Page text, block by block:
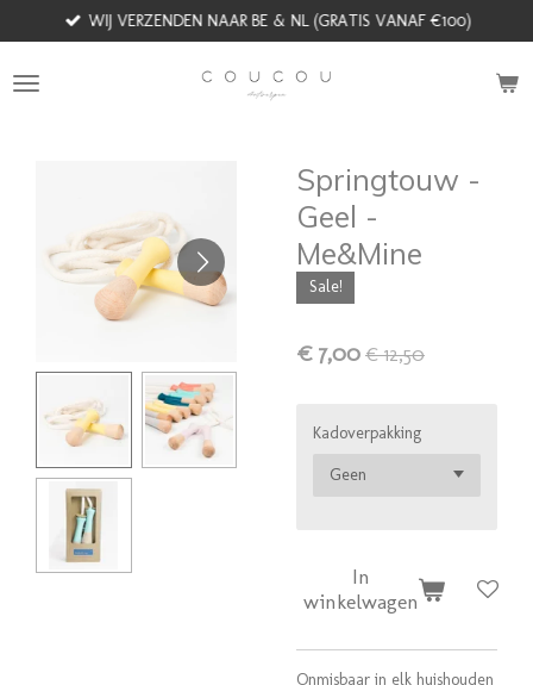
direct
naar
de
WIJ VERZENDEN NAAR BE & NL (GRATIS VANAF €100)
Springtouw -
Geel -
Me&Mine
Sale!
€ 7,00 € 12,50
Kadoverpakking
In
winkelwagen
Onmisbaar in elk huishouden